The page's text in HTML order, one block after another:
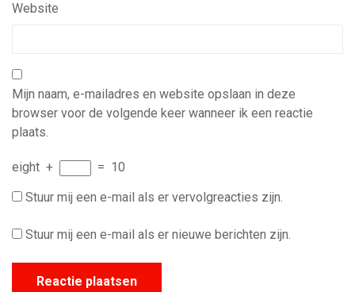
Website
Mijn naam, e-mailadres en website opslaan in deze
browser voor de volgende keer wanneer ik een reactie
plaats.
eight + = 10
Stuur mij een e-mail als er vervolgreacties zijn.
Stuur mij een e-mail als er nieuwe berichten zijn.